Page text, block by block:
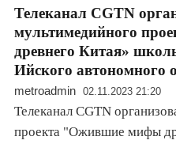
Телеканал CGTN
мультимедийного
древнего Китая»
Ийского автономного
metroadmin 02.11.2023 21:20
Телеканал CGTN
проекта "Ожившие мифы